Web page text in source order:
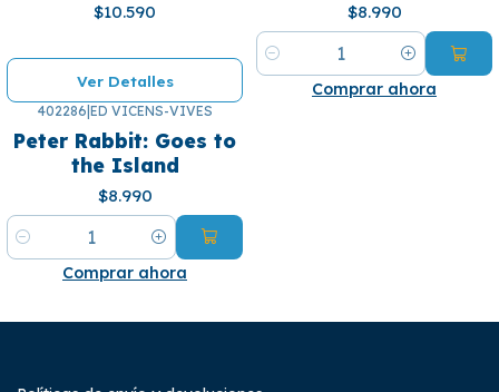
$10.590
Ver Detalles
$8.990
Cantidad
Comprar ahora
402286 ED VICENS-VIVES
Peter Rabbit: Goes to
the Island
$8.990
Cantidad
Comprar ahora